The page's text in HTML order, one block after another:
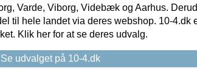
Varde, Viborg, Videbæk og Aarhus.
til hele landet via deres webshop. 10-4.dk
Klik her for at se deres udvalg.
Se udvalget på 10-4.dk